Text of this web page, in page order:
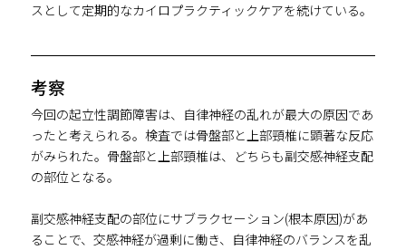
スとして定期的なカイロプラクティックケアを続けている。
考察
今回の起立性調節障害は、自律神経の乱れが最大の原因であ
ったと考えられる。検査では骨盤部と上部頸椎に顕著な反応
がみられた。骨盤部と上部頸椎は、どちらも副交感神経支配
の部位となる。
副交感神経支配の部位にサブラクセーション(根本原因)があ
ることで、交感神経が過剰に働き、自律神経のバランスを乱